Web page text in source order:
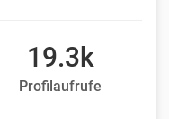
19.3k
Profilaufrufe